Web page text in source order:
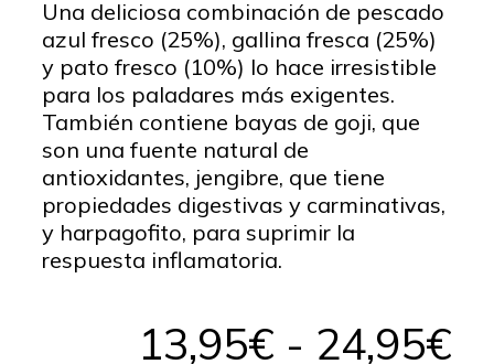
Una deliciosa combinación de pescado
azul fresco (25%), gallina fresca (25%)
y pato fresco (10%) lo hace irresistible
para los paladares más exigentes.
También contiene bayas de goji, que
son una fuente natural de
antioxidantes, jengibre, que tiene
propiedades digestivas y carminativas,
y harpagofito, para suprimir la
respuesta inflamatoria.
13,95€ - 24,95€